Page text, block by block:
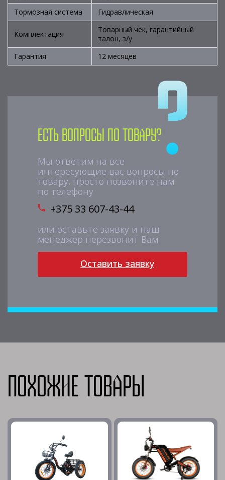
Тормозная система
Гидравлическая
Комплектация
Товарный чек, гарантийный
талон, з/у
Гарантия
12 месяцев
Есть вопросы по товару?
Мы ответим на все
интересующие вас вопросы по
товару, просто позвоните нам
по телефону
+375 33 607-43-44
или оставьте заявку и наш
менеджер перезвонит Вам
Оставить заявку
Похожие товары